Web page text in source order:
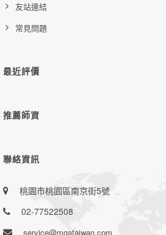
友站連結
常見問題
最近評價
推薦師資
聯絡資訊
桃園市桃園區南京街5號
02-77522508
service@mgataiwan.com